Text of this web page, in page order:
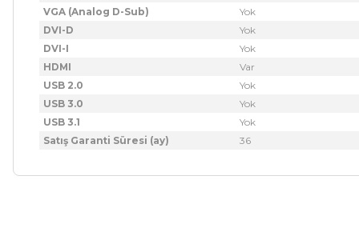
VGA (Analog D-Sub)
Yok
DVI-D
Yok
DVI-I
Yok
HDMI
Var
USB 2.0
Yok
USB 3.0
Yok
USB 3.1
Yok
Satış Garanti Süresi (ay)
36